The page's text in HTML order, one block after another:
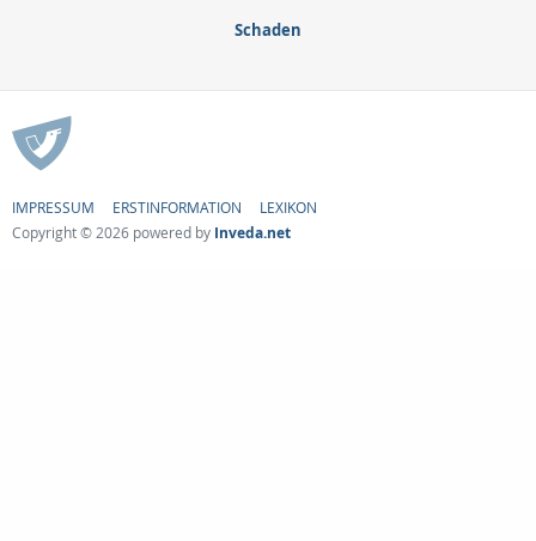
Schaden
IMPRESSUM ERSTINFORMATION
LEXIKON
Copyright © 2026 powered by Inveda.net